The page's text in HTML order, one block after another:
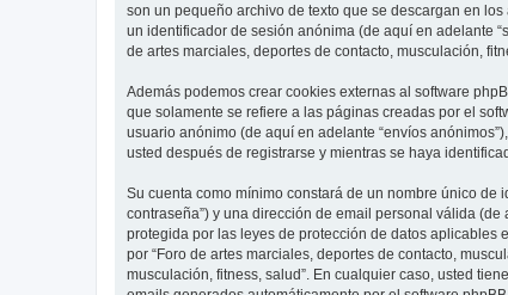
son un pequeño archivo de texto que se descargan en
un identificador de sesión anónima (de aquí en adelante
de artes marciales, deportes de contacto, musculación,
Además podemos crear cookies externas al software
que solamente se refiere a las páginas creadas por el
usuario anónimo (de aquí en adelante “envíos
usted después de registrarse y mientras se haya
Su cuenta como mínimo constará de un nombre único de
contraseña”) y una dirección de email personal válida (de
protegida por las leyes de protección de datos aplicables
por “Foro de artes marciales, deportes de contacto,
musculación, fitness, salud”. En cualquier caso, usted